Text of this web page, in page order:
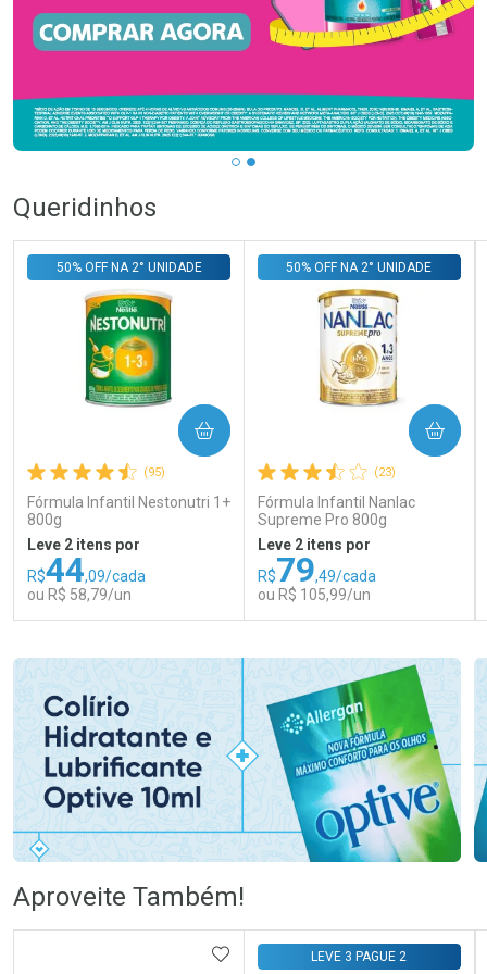
Queridinhos
(95)
Fórmula Infantil Nestonutri 1+
800g
50% OFF NA 2° UNIDADE
Leve 2 itens por
R$44,09/cada
ou R$ 58,79/un
COMPRAR
Comprar sem Desconto
Comprar sem Desconto
(23)
Fórmula Infantil Nanlac
Supreme Pro 800g
50% OFF NA 2° UNIDADE
Leve 2 itens por
R$79,49/cada
ou R$ 105,99/un
COMPRAR
Laboratório
Comprar sem Desconto
Por R$ 105,99/cada
Por Menos
Comprar sem Desconto
Por R$ 105,99/cada
Aproveite Também!
ADICIONAR AOS FAVORITOS
LEVE 3 PAGUE 2